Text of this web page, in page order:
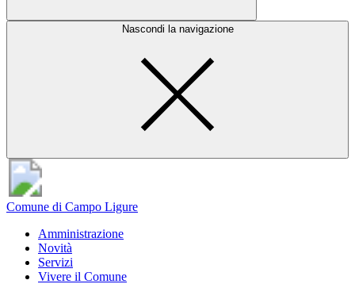
Nascondi la navigazione
Comune di Campo Ligure
Amministrazione
Novità
Servizi
Vivere il Comune